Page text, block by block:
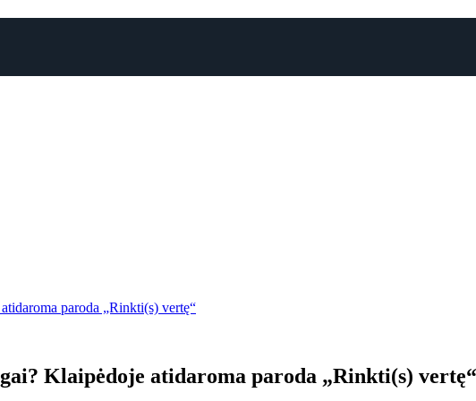
paroda „Rinkti(s) vertę“
Klaipėdoje atidaroma paroda „Rinkti(s) vertę“